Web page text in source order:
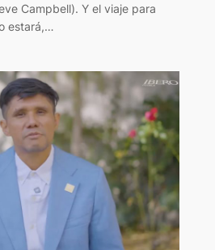
Campbell). Y el viaje para
estará,…